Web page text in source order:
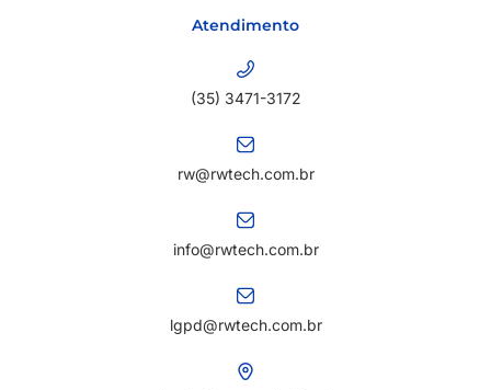
Atendimento
(35) 3471-3172
rw@rwtech.com.br
info@rwtech.com.br
lgpd@rwtech.com.br